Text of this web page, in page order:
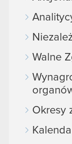
Walne
Okresy